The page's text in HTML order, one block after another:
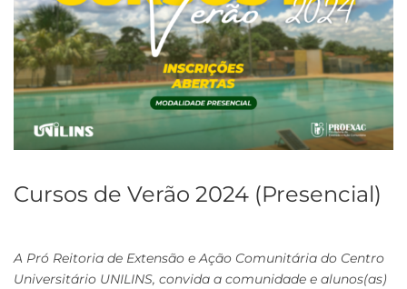
Cursos de Verão 2024 (Presencial)
A Pró Reitoria de Extensão e Ação Comunitária do Centro
Universitário UNILINS, convida a comunidade e alunos(as)